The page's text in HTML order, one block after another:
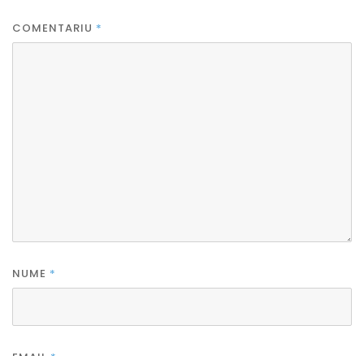
COMENTARIU *
NUME *